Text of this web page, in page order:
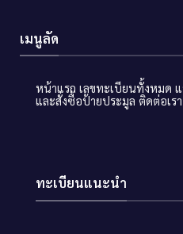
เมนูลัด
หน้าแรก เลขทะเบียนทั้งหมด
และสั่งซื้อป้ายประมูล ติดต่อเรา
ทะเบียนแนะนำ